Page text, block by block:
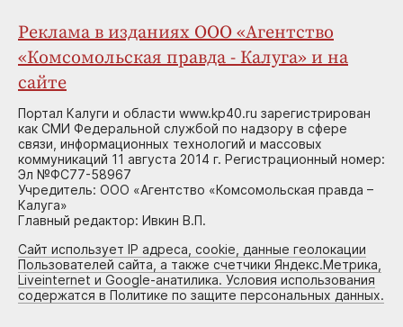
Реклама в изданиях ООО «Агентство
«Комсомольская правда - Калуга» и на
сайте
Портал Калуги и области www.kp40.ru зарегистрирован
как СМИ Федеральной службой по надзору в сфере
связи, информационных технологий и массовых
коммуникаций 11 августа 2014 г. Регистрационный номер:
Эл №ФС77-58967
Учредитель: ООО «Агентство «Комсомольская правда –
Калуга»
Главный редактор: Ивкин В.П.
Сайт использует IP адреса, cookie, данные геолокации
Пользователей сайта, а также счетчики Яндекс.Метрика,
Liveinternet и Google-анатилика. Условия использования
содержатся в Политике по защите персональных данных.